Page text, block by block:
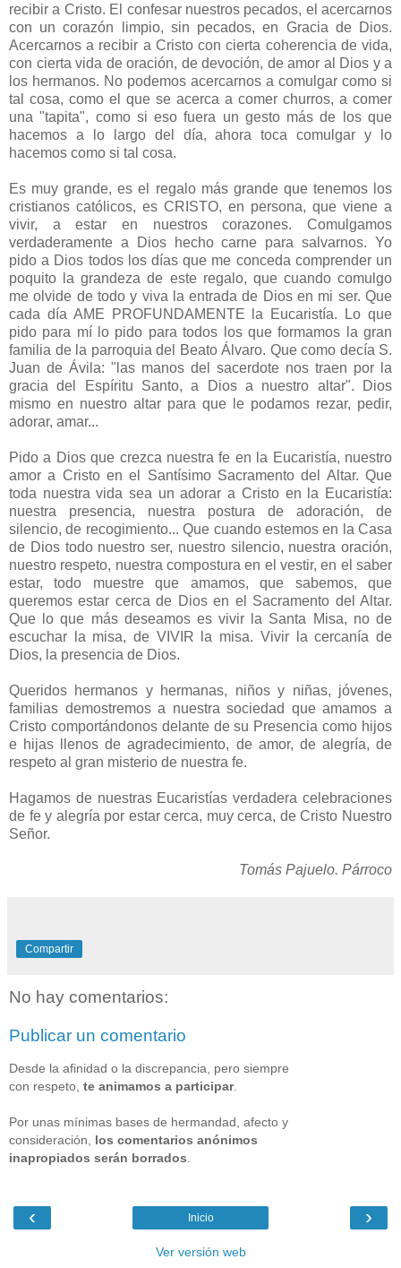
recibir a Cristo. El confesar nuestros pecados, el acercarnos
con un corazón limpio, sin pecados, en Gracia de Dios.
Acercarnos a recibir a Cristo con cierta coherencia de vida,
con cierta vida de oración, de devoción, de amor al Dios y a
los hermanos. No podemos acercarnos a comulgar como si
tal cosa, como el que se acerca a comer churros, a comer
una "tapita", como si eso fuera un gesto más de los que
hacemos a lo largo del día, ahora toca comulgar y lo
hacemos como si tal cosa.
Es muy grande, es el regalo más grande que tenemos los
cristianos católicos, es CRISTO, en persona, que viene a
vivir, a estar en nuestros corazones. Comulgamos
verdaderamente a Dios hecho carne para salvarnos. Yo
pido a Dios todos los días que me conceda comprender un
poquito la grandeza de este regalo, que cuando comulgo
me olvide de todo y viva la entrada de Dios en mi ser. Que
cada día AME PROFUNDAMENTE la Eucaristía. Lo que
pido para mí lo pido para todos los que formamos la gran
familia de la parroquia del Beato Álvaro. Que como decía S.
Juan de Ávila: "las manos del sacerdote nos traen por la
gracia del Espíritu Santo, a Dios a nuestro altar". Dios
mismo en nuestro altar para que le podamos rezar, pedir,
adorar, amar...
Pido a Dios que crezca nuestra fe en la Eucaristía, nuestro
amor a Cristo en el Santísimo Sacramento del Altar. Que
toda nuestra vida sea un adorar a Cristo en la Eucaristía:
nuestra presencia, nuestra postura de adoración, de
silencio, de recogimiento... Que cuando estemos en la Casa
de Dios todo nuestro ser, nuestro silencio, nuestra oración,
nuestro respeto, nuestra compostura en el vestir, en el saber
estar, todo muestre que amamos, que sabemos, que
queremos estar cerca de Dios en el Sacramento del Altar.
Que lo que más deseamos es vivir la Santa Misa, no de
escuchar la misa, de VIVIR la misa. Vivir la cercanía de
Dios, la presencia de Dios.
Queridos hermanos y hermanas, niños y niñas, jóvenes,
familias demostremos a nuestra sociedad que amamos a
Cristo comportándonos delante de su Presencia como hijos
e hijas llenos de agradecimiento, de amor, de alegría, de
respeto al gran misterio de nuestra fe.
Hagamos de nuestras Eucaristías verdadera celebraciones
de fe y alegría por estar cerca, muy cerca, de Cristo Nuestro
Señor.
Tomás Pajuelo. Párroco
Compartir
No hay comentarios:
Publicar un comentario
Desde la afinidad o la discrepancia, pero siempre
con respeto, te animamos a participar.
Por unas mínimas bases de hermandad, afecto y
consideración, los comentarios anónimos
inapropiados serán borrados
‹ ›
Inicio
Ver versión web